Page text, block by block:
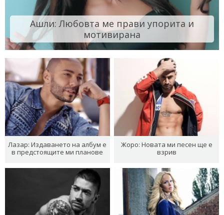
Ашли: Любовта ме прави упорита и
мотивирана
Лазар: Издаването на албум е
в предстоящите ми планове
Жоро: Новата ми песен ще е
взрив